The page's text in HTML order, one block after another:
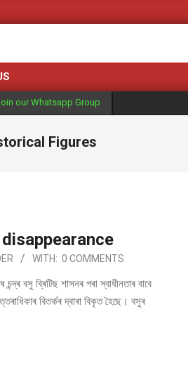
our Whatsapp Group
Figures
WITH: 0 COMMENTS
ব্ৰিটিছ শাসনৰ পৰা স্বাধীনতাৰ বাবে
বিতৰ্কৰ দ্বাৰা বিকৃত হৈছে। বসুৰ